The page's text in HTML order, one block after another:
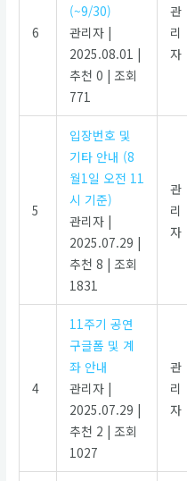
6
(~9/30)
관리자 |
2025.08.01 |
추천 0 | 조회
771
관
리
자
5
입장번호 및
기타 안내 (8
월1일 오전 11
시 기준)
관리자 |
2025.07.29 |
추천 8 | 조회
1831
관
리
자
4
11주기 공연
구글폼 및 계
좌 안내
관리자 |
2025.07.29 |
추천 2 | 조회
1027
관
리
자